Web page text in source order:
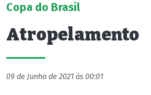
Copa do Brasil
Atropelamento
09 de Junho de 2021 às 00:01